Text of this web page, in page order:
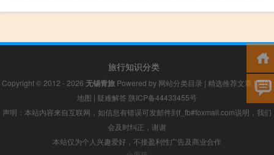
旅行知识分类
Copyright © 2012 - 2026 无锡青旅 Powered by 网站分类目录 | 精选推荐文章 |网站
地图 | 疑难解答 陕ICP备44433455号
声明：本站内容来自互联网，如信息有错误可发邮件到f_fb#foxmail.com说明，我们
会及时纠正，谢谢
本站仅为个人兴趣爱好，不接盈利性广告及商业合作